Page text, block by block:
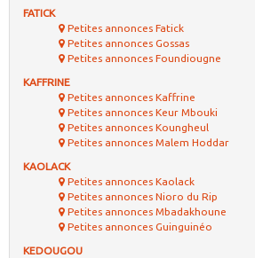
FATICK
Petites annonces Fatick
Petites annonces Gossas
Petites annonces Foundiougne
KAFFRINE
Petites annonces Kaffrine
Petites annonces Keur Mbouki
Petites annonces Koungheul
Petites annonces Malem Hoddar
KAOLACK
Petites annonces Kaolack
Petites annonces Nioro du Rip
Petites annonces Mbadakhoune
Petites annonces Guinguinéo
KEDOUGOU